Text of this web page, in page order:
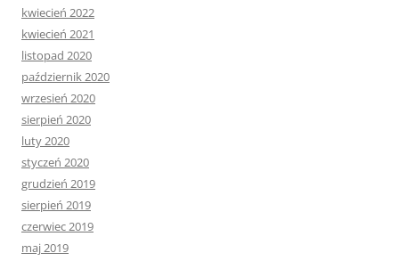
kwiecień 2022
kwiecień 2021
listopad 2020
październik 2020
wrzesień 2020
sierpień 2020
luty 2020
styczeń 2020
grudzień 2019
sierpień 2019
czerwiec 2019
maj 2019